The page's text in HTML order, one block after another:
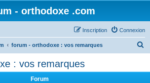
- orthodoxe .com
Connexion
Inscription
forum - orthodoxe : vos remarques
: vos remarques
Forum